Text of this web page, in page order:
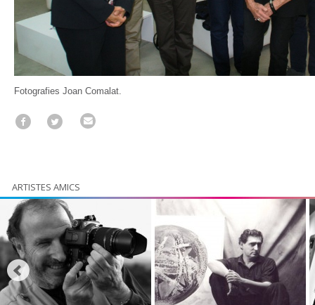
Fotografies Joan Comalat.
ARTISTES AMICS